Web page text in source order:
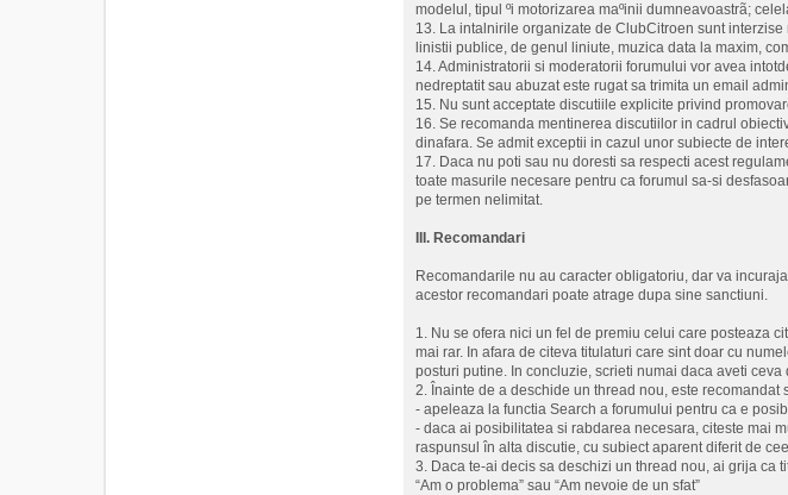
modelul, tipul ºi motorizarea maºinii dumneavoastrã;
13. La intalnirile organizate de ClubCitroen sunt
linistii publice, de genul liniute, muzica data la maxim,
14. Administratorii si moderatorii forumului vor avea
nedreptatit sau abuzat este rugat sa trimita un email
15. Nu sunt acceptate discutiile explicite privind
16. Se recomanda mentinerea discutiilor in cadrul
dinafara. Se admit exceptii in cazul unor subiecte de
17. Daca nu poti sau nu doresti sa respecti acest
toate masurile necesare pentru ca forumul sa-si
pe termen nelimitat.
III. Recomandari
Recomandarile nu au caracter obligatoriu, dar va
acestor recomandari poate atrage dupa sine sanctiuni.
1. Nu se ofera nici un fel de premiu celui care posteaza
mai rar. In afara de citeva titulaturi care sint doar cu
posturi putine. In concluzie, scrieti numai daca aveti ceva
2. Înainte de a deschide un thread nou, este
- apeleaza la functia Search a forumului pentru ca e
- daca ai posibilitatea si rabdarea necesara, citeste mai
raspunsul în alta discutie, cu subiect aparent diferit de
3. Daca te-ai decis sa deschizi un thread nou, ai grija ca
“Am o problema” sau “Am nevoie de un sfat”